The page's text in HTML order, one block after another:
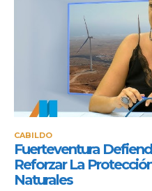
CABILDO
Fuerteventura
Reforzar La
Naturales